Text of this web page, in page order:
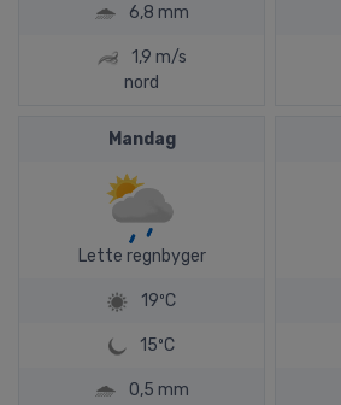
6,8 mm
1,9 m/s
nord
Mandag
Lette regnbyger
19ºC
15ºC
0,5 mm